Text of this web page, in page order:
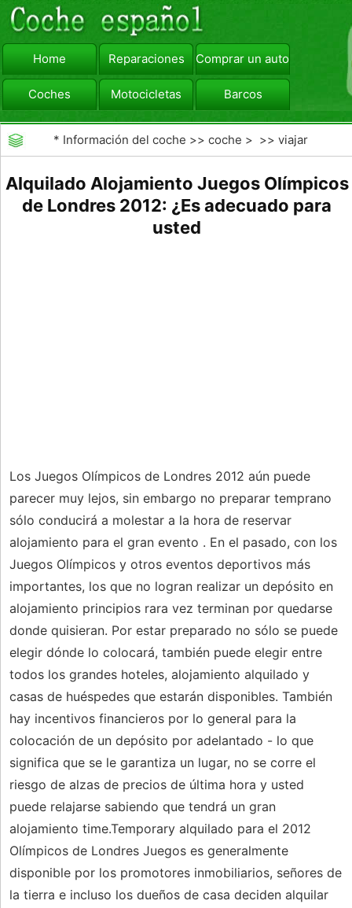
Home Reparaciones Comprar un automóvil
Coches Motocicletas Barcos
viajar Camiones
* Información del coche >>coche > >>viajar
Alquilado Alojamiento Juegos Olímpicos
de Londres 2012: ¿Es adecuado para
usted
Los Juegos Olímpicos de Londres 2012 aún puede
parecer muy lejos, sin embargo no preparar temprano
sólo conducirá a molestar a la hora de reservar
alojamiento para el gran evento . En el pasado, con los
Juegos Olímpicos y otros eventos deportivos más
importantes, los que no logran realizar un depósito en
alojamiento principios rara vez terminan por quedarse
donde quisieran. Por estar preparado no sólo se puede
elegir dónde lo colocará, también puede elegir entre
todos los grandes hoteles, alojamiento alquilado y
casas de huéspedes que estarán disponibles. También
hay incentivos financieros por lo general para la
colocación de un depósito por adelantado - lo que
significa que se le garantiza un lugar, no se corre el
riesgo de alzas de precios de última hora y usted
puede relajarse sabiendo que tendrá un gran
alojamiento time.Temporary alquilado para el 2012
Olímpicos de Londres Juegos es generalmente
disponible por los promotores inmobiliarios, señores de
la tierra e incluso los dueños de casa deciden alquilar